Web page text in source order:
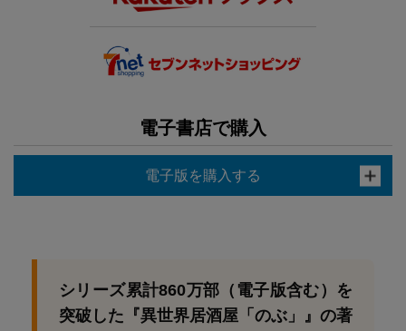
電子書店で購入
電子版を購入する
シリーズ累計860万部（電子版含む）を
突破した『異世界居酒屋「のぶ」』の著